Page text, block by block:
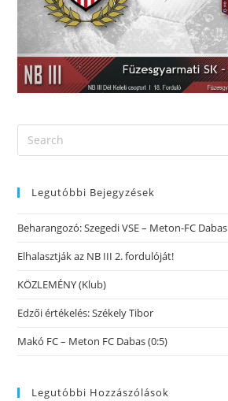
Legutóbbi Bejegyzések
Beharangozó: Szegedi VSE – Meton-FC Dabas
Elhalasztják az NB III 2. fordulóját!
KÖZLEMÉNY (Klub)
Edzői értékelés: Székely Tibor
Makó FC – Meton FC Dabas (0:5)
Legutóbbi Hozzászólások